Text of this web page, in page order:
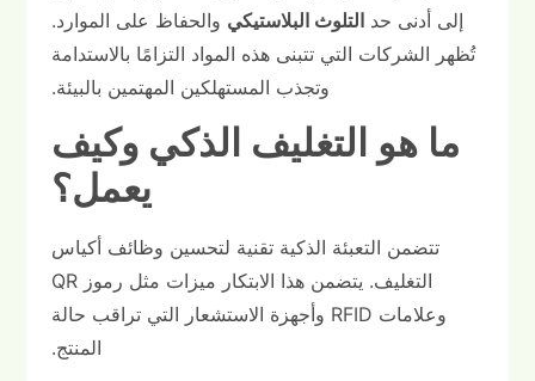
إلى أدنى حدالتلوث البلاستيكي والحفاظ على الموارد.
تُظهر الشركات التي تتبنى هذه المواد التزامًا بالاستدامة
وتجذب المستهلكين المهتمين بالبيئة.
ما هو التغليف الذكي وكيف
يعمل؟
تتضمن التعبئة الذكية تقنية لتحسين وظائف أكياس
التغليف. يتضمن هذا الابتكار ميزات مثل رموز QR
وعلامات RFID وأجهزة الاستشعار التي تراقب حالة
المنتج.